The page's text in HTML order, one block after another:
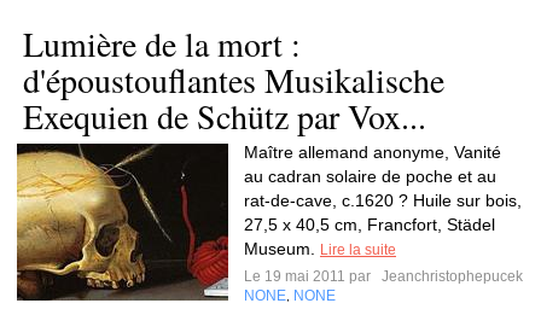
Lumière de la mort :
d'époustouflantes Musikalische
Exequien de Schütz par Vox...
Maître allemand anonyme, Vanité
au cadran solaire de poche et au
rat-de-cave, c.1620 ? Huile sur bois,
27,5 x 40,5 cm, Francfort, Städel
Museum.
Lire la suite
Le 19 mai 2011 par
Jeanchristophepucek
NONE NONE